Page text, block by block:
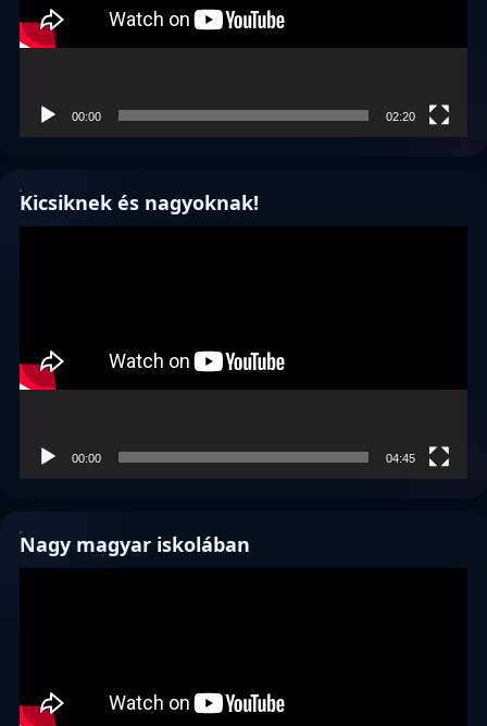
00:00 02:20
Kicsiknek és nagyoknak!
00:00 04:45
Nagy magyar iskolában